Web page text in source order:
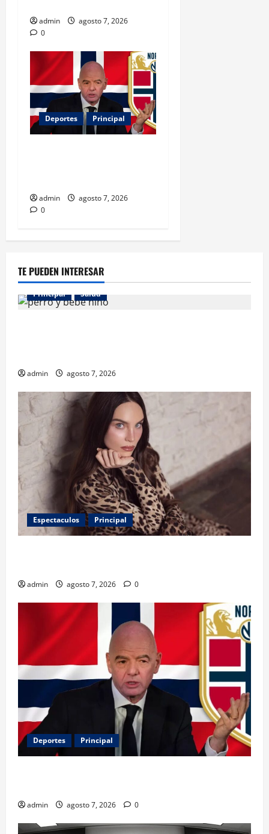
admin
agosto 7, 2026
0
Deportes Principal
admin
agosto 7, 2026
0
TE PUEDEN INTERESAR
Principal Salud
admin agosto 7, 2026
Espectaculos Principal
admin agosto 7, 2026 0
Deportes Principal
admin agosto 7, 2026 0